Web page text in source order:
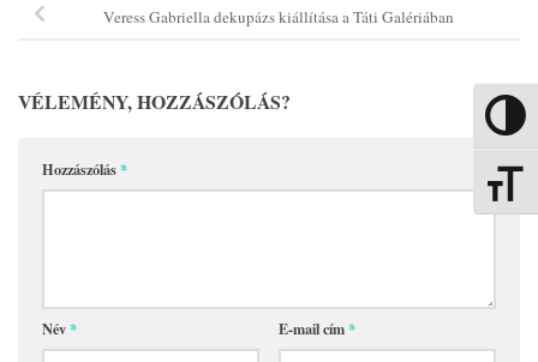
Nagy
Veress Gabriella dekupázs kiállítása a Táti Galériában
VÉLEMÉNY, HOZZÁSZÓLÁS?
Hozzászólás*
Név* E-mail cím*